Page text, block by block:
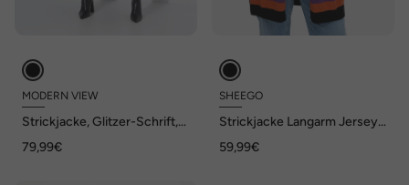
MODERN VIEW
Strickjacke, Glitzer-Schrift,
79,99€
SHEEGO
Strickjacke Langarm Jersey
Kragen
59,99€